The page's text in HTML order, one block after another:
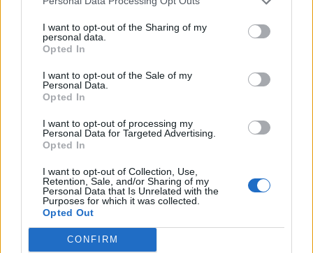
I want to opt-out of the Sharing of my
personal data.
Opted In
I want to opt-out of the Sale of my
Personal Data.
Opted In
I want to opt-out of processing my
Personal Data for Targeted Advertising.
Opted In
I want to opt-out of Collection, Use,
Retention, Sale, and/or Sharing of my
Personal Data that Is Unrelated with the
Purposes for which it was collected.
Opted Out
CONFIRM
supergod 🙂 det tyckte sambon också. Ha det fint o
keep on blogging! 🙂
Svara
Jennys_matblogg
Reply toCecilia Palmgren 12 år sedan
0 Svara
Johanna